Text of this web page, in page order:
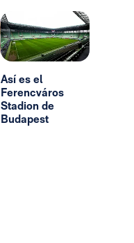
Así es el
Ferencváros
Stadion de
Budapest